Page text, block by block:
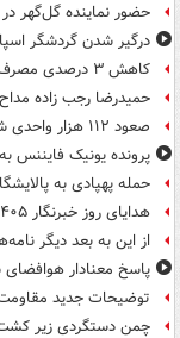
حضور نماینده گل‌گهر
درگیر شدن گردشگر
کاهش ۳ درصدی مصرف برق برای دومین سال متوالی
حمیدرضا رجب زاده
صعود ۱۱۲ هزار واحدی شاخص بورس در معاملات امروز
پرونده یونیک فایننس
حمله پهپادی به
هدایای روز خبرنگار ۱۴۰۵ اعلام شد
از این به بعد دیگر
پاسخ معنادار هوافضای
توضیحات جدید مقاومت
چمن دستگردی زیر